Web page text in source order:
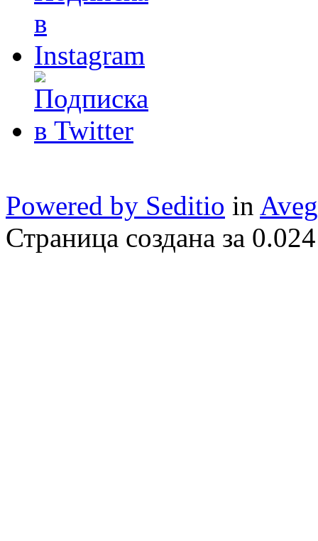
Powered by Seditio in
Страница создана за